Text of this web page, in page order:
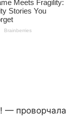
— проворчала